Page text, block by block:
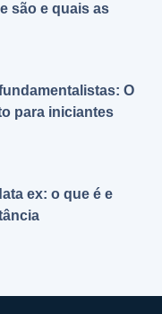
são e quais as
O
para iniciantes
ex: o que é e